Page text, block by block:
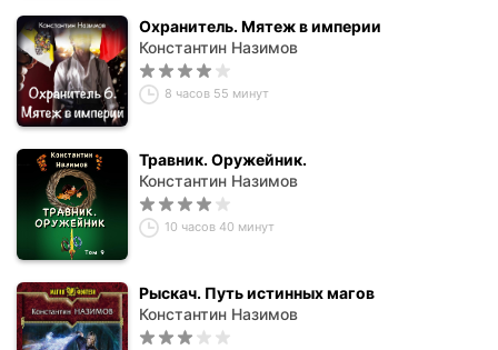
Охранитель. Мятеж в империи
Константин Назимов
8 часов 55 минут
Травник. Оружейник.
Константин Назимов
10 часов 40 минут
Рыскач. Путь истинных магов
Константин Назимов